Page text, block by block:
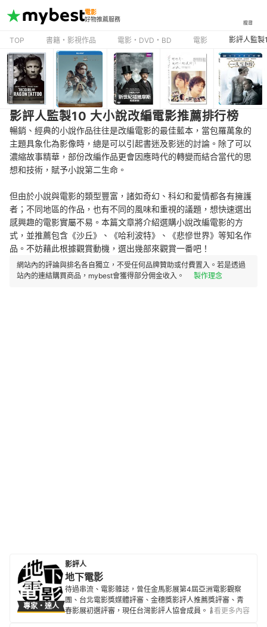
電影
好物推薦服務
搜尋
TOP 書籍・影視作品 電影・DVD・BD 電影 影評人監製
影評人監製10 大小說改編電影推薦排行榜
暢銷、經典的小說作品往往是改編電影的最佳藍本，當包羅萬象的
主題具象化為影像時，總是可以引起書迷及影迷的討論。除了可以
濃縮故事精華，部份改編作品更會因應時代的轉變而結合當代的思
想和技術，賦予小說第二生命。
但由於小說與電影的類型豐富，諸如奇幻、科幻和愛情都各有擁護
者；不同地區的作品，也有不同的風味和重視的議題，想快速選出
感興趣的電影實屬不易。本篇文章將介紹選購小說改編電影的方
式，並推薦包含《沙丘》、《哈利波特》、《悲慘世界》等知名作
品。不妨藉此根據觀賞動機，選出幾部來觀賞一番吧！
網站內的評論與排名各自獨立，不受任何品牌贊助或付費置入。若是透過
站內的連結購買商品，mybest會獲得部分佣金收入。
製作理念
專家・達人
影評人
地下電影
待過串流、電影雜誌，曾任金馬影展第4屆亞洲電影觀察
團、台北電影獎媒體評審、金穗獎影評人推薦獎評審、青
春影展初選評審，現任台灣影評人協會成員。 評論文章散
看更多內容